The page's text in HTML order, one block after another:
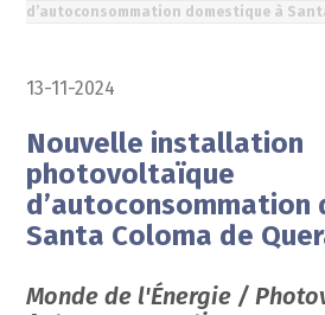
d’autoconsommation domestique à
13-11-2024
Nouvelle installation
photovoltaïque
d’autoconsommation
Santa Coloma de
Monde de l'Énergie /